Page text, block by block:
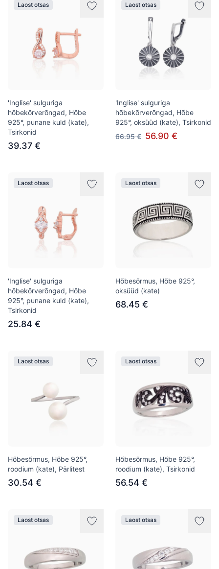
Laost otsas
'Inglise' sulguriga
hõbekõrverõngad, Hõbe
925°, punane kuld (kate),
Tsirkonid
39.37 €
Laost otsas
'Inglise' sulguriga
hõbekõrverõngad, Hõbe
925°, oksüüd (kate), Tsirkonid
66.95 € 56.90 €
Laost otsas
'Inglise' sulguriga
hõbekõrverõngad, Hõbe
925°, punane kuld (kate),
Tsirkonid
25.84 €
Laost otsas
Hõbesõrmus, Hõbe 925°,
oksüüd (kate)
68.45 €
Laost otsas
Hõbesõrmus, Hõbe 925°,
roodium (kate), Pärlitest
30.54 €
Laost otsas
Hõbesõrmus, Hõbe 925°,
roodium (kate), Tsirkonid
56.54 €
Laost otsas Laost otsas